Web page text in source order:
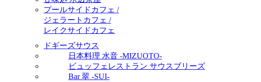
プールサイドカフェ /
ジェラートカフェ /
レイクサイドカフェ
ドギーズサウス
日本料理 水音 -MIZUOTO-
ビュッフェレストラン サウスブリーズ
Bar 翠 -SUI-